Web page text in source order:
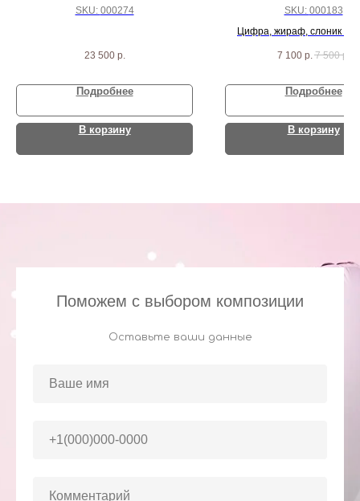
SKU: 000274
23 500 р.
Подробнее
В корзину
SKU: 000183
Цифра, жираф, слоник и
7 100 р. 7 500 р.
Подробнее
В корзину
Поможем с выбором композиции
Оставьте ваши данные